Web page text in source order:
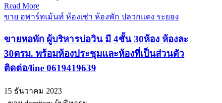
Read More
ขาย อพาร์ทเม้นท์ ห้องเช่า ห้องพัก ปลวกแดง ระยอง
ขายหอพัก ผู้บริหารบ่อวิน มี 4ชั้น 30ห้อง ห้องละ
30ตรม. พร้อมห้องประชุมและห้องที่เป็นส่วนตัว
ติดต่อ/line 0619419639
15 ธันวาคม 2023